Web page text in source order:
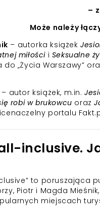
–
Może należy
– autorka książek
miłości i Seksualne
do „Życia Warszawy”
– autor książek, m.in.
robi w brukowcu oraz
portalu
inclusive.
to poruszająca
Piotr i Magda
miejscach